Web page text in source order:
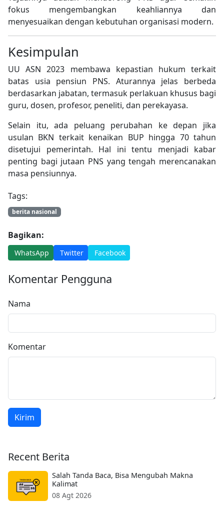
fokus mengembangkan keahliannya dan
menyesuaikan dengan kebutuhan organisasi modern.
Kesimpulan
UU ASN 2023 membawa kepastian hukum terkait
batas usia pensiun PNS. Aturannya jelas berbeda
berdasarkan jabatan, termasuk perlakuan khusus bagi
guru, dosen, profesor, peneliti, dan perekayasa.
Selain itu, ada peluang perubahan ke depan jika
usulan BKN terkait kenaikan BUP hingga 70 tahun
disetujui pemerintah. Hal ini tentu menjadi kabar
penting bagi jutaan PNS yang tengah merencanakan
masa pensiunnya.
Tags:
berita nasional
Bagikan:
WhatsApp Twitter Facebook
Komentar Pengguna
Nama
Komentar
Kirim
Recent Berita
Salah Tanda Baca, Bisa Mengubah Makna
Kalimat
08 Agt 2026